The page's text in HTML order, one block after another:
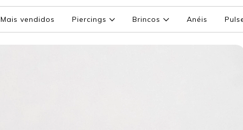
Mais vendidos Piercings Brincos Anéis